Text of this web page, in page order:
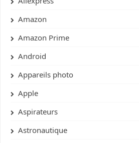
Amazon
Amazon Prime
Android
Appareils photo
Apple
Aspirateurs
Astronautique